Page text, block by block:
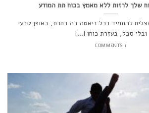
שלך לרזות ללא מאמץ בכוח תת המודע
להתמיד בכל דיאטה בה בחרת, באופן טבעי
ובלי סבל, בעזרת כוחו [...]
1 COMMENTS